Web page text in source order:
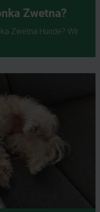
Zwetna?
Zwetna Hunde? Wir